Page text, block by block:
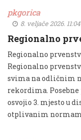
pkgorica
8. veljače 2026. 11:04
Regionalno
Regionalno
Regionalno
svima na odličnim
rekordima.
osvojio 3. mjesto u
otplivanim